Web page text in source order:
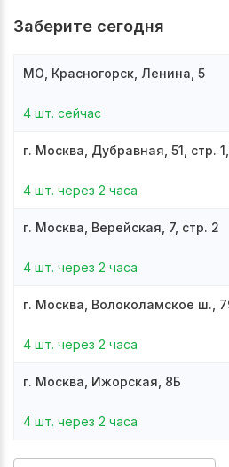
Заберите сегодня
МО, Красногорск, Ленина, 5
4 шт. сейчас
г. Москва, Дубравная, 51, стр.
4 шт. через 2 часа
г. Москва, Верейская, 7, стр. 2
4 шт. через 2 часа
г. Москва, Волоколамское ш.,
4 шт. через 2 часа
г. Москва, Ижорская, 8Б
4 шт. через 2 часа